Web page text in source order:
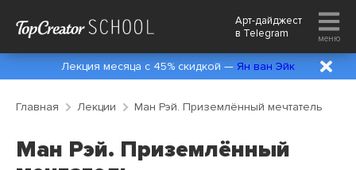
Арт-дайджест
в Telegram меню
Лекция месяца с 45% скидкой — Ян ван Эйк
Главная Лекции Ман Рэй. Приземлённый мечтатель
Ман Рэй. Приземлённый